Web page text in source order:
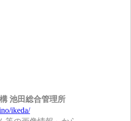
池田総合管理所
ikeda/